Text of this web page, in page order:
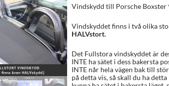
baserat på
ion
Vindskydd till Porsche
Vindskyddet finns i två olika
HALVstort.
Det Fullstora vindskyddet är
INTE ha sätet i dess bakersta
INTE når hela vägen bak till
på detta vis, så skall du ha